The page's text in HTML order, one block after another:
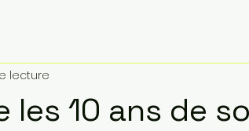
les 10 ans de
lecture